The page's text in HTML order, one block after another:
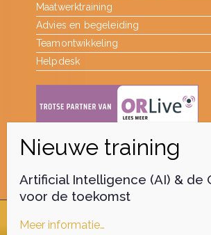
Maatwerktraining
Advies en begeleiding
Teamontwikkeling
Helpdesk
Artificial Intelligence (AI) & de
voor de toekomst
Meer informatie…